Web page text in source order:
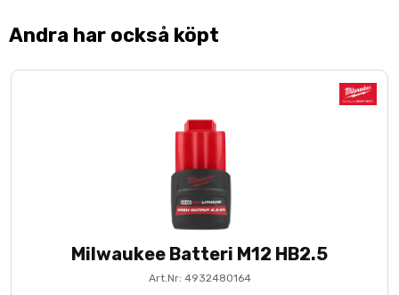
Andra har också köpt
Milwaukee Batteri M12 HB2.5
Art.Nr: 4932480164